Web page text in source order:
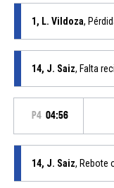
1, L. Vildoza,
14, J. Saiz, Falta
P4 04:56
14, J. Saiz, Rebote